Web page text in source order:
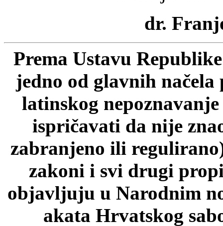
dr.
Prema Ustavu
jedno od glavnih
latinskog
ispričavati da nije
zabranjeno ili
zakoni i svi drugi
objavljuju u Narodnim
akata Hrvatskog